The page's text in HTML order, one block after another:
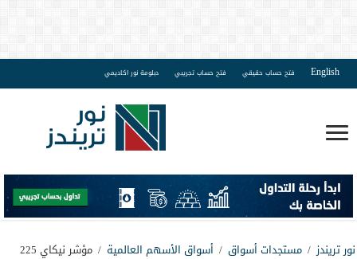
English فتح حساب حقيقي فتح حساب تجريبي دبلومة نور اكاديمي
نور تريندز / مستجدات أسواق / أسواق الأسهم العالمية /
مؤشر نيكاي 225